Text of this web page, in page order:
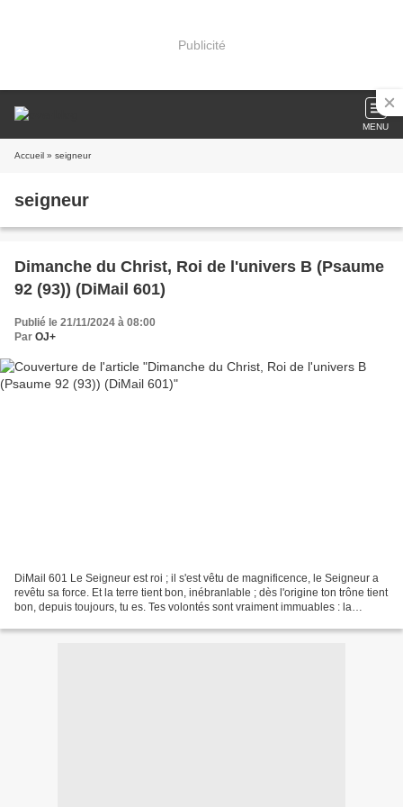
Publicité
MENU
Accueil » seigneur
seigneur
Dimanche du Christ, Roi de l'univers B (Psaume
92 (93)) (DiMail 601)
Publié le 21/11/2024 à 08:00
Par OJ+
DiMail 601 Le Seigneur est roi ; il s'est vêtu de magnificence, le Seigneur a
revêtu sa force. Et la terre tient bon, inébranlable ; dès l'origine ton trône tient
bon, depuis toujours, tu es. Tes volontés sont vraiment immuables : la